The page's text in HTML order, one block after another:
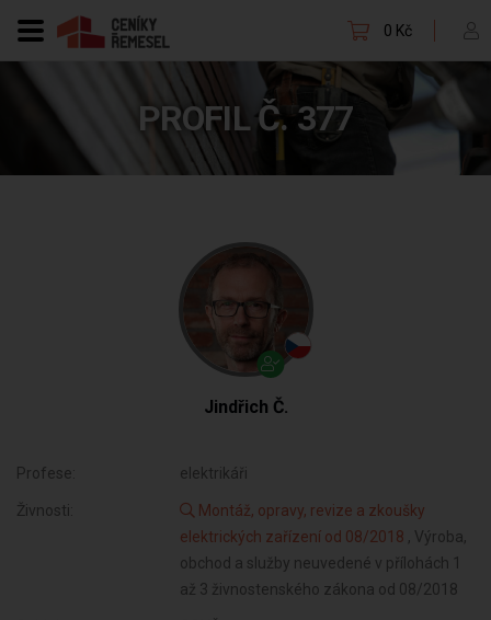
0 Kč
PROFIL Č. 377
Jindřich Č.
Profese: elektrikáři
Živnosti:
Montáž, opravy, revize a zkoušky
elektrických zařízení od 08/2018 , Výroba,
obchod a služby neuvedené v přílohách 1
až 3 živnostenského zákona od 08/2018